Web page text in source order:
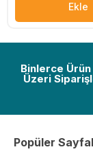
Ekle
Binlerce Ürün
Üzeri
Popüler